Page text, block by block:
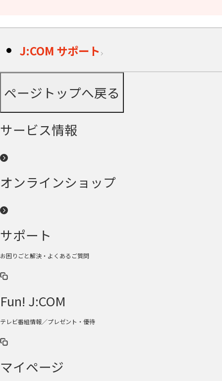
J:COM サポート
ページトップへ戻る
サービス情報
オンラインショップ
サポート
お困りごと解決・よくあるご質問
Fun! J:COM
テレビ番組情報／プレゼント・優待
マイページ